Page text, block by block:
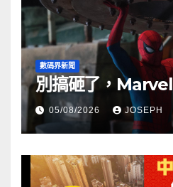
數碼界新聞
別搞砸了，Marvel
05/08/2026 JOSEPH